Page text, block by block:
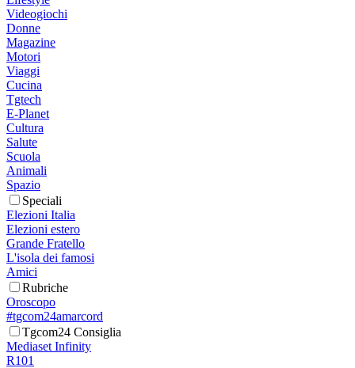
Videogiochi
Donne
Magazine
Motori
Viaggi
Cucina
Tgtech
E-Planet
Cultura
Salute
Scuola
Animali
Spazio
Speciali
Elezioni Italia
Elezioni estero
Grande Fratello
L'isola dei famosi
Amici
Rubriche
Oroscopo
#tgcom24amarcord
Tgcom24 Consiglia
Mediaset Infinity
R101